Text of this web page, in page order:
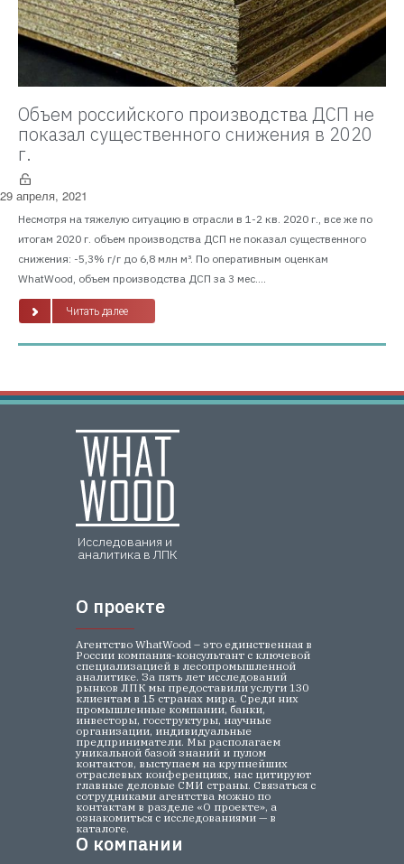
Объем российского производства ДСП не
показал существенного снижения в 2020
г.
29 апреля, 2021
Несмотря на тяжелую ситуацию в отрасли в 1-2 кв. 2020 г., все же по
итогам 2020 г. объем производства ДСП не показал существенного
снижения: -5,3% г/г до 6,8 млн м³. По оперативным оценкам
WhatWood, объем производства ДСП за 3 мес....
Читать далее
Агентство WhatWood – это единственная в
России компания-консультант с ключевой
специализацией в лесопромышленной
аналитике. За пять лет исследований
рынков ЛПК мы предоставили услуги 130
клиентам в 15 странах мира. Среди них
промышленные компании, банки,
инвесторы, госструктуры, научные
организации, индивидуальные
предприниматели. Мы располагаем
уникальной базой знаний и пулом
контактов, выступаем на крупнейших
отраслевых конференциях, нас цитируют
главные деловые СМИ страны. Связаться с
сотрудниками агентства можно по
контактам в разделе «О проекте», а
ознакомиться с исследованиями — в
каталоге.
Исследования и
аналитика в ЛПК
О проекте
О компании
О проекте
О компании